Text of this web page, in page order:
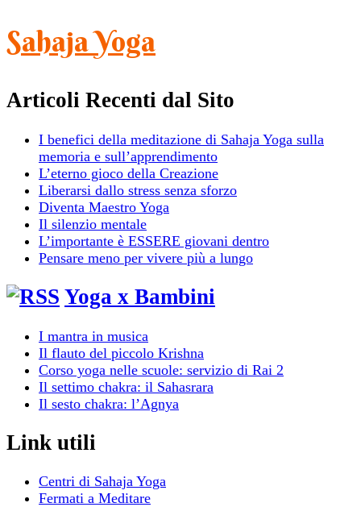
Sahaja Yoga
Articoli Recenti dal Sito
I benefici della meditazione di Sahaja Yoga sulla
memoria e sull’apprendimento
L’eterno gioco della Creazione
Liberarsi dallo stress senza sforzo
Diventa Maestro Yoga
Il silenzio mentale
L’importante è ESSERE giovani dentro
Pensare meno per vivere più a lungo
Yoga x Bambini
I mantra in musica
Il flauto del piccolo Krishna
Corso yoga nelle scuole: servizio di Rai 2
Il settimo chakra: il Sahasrara
Il sesto chakra: l’Agnya
Link utili
Centri di Sahaja Yoga
Fermati a Meditare